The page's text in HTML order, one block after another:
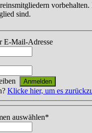
sind.
E-Mail-Adresse
Klicke hier, um es
auswählen*